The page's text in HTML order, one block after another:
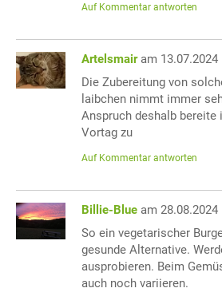
Auf Kommentar antworten
Artelsmair am
Die Zubereitung von
laibchen nimmt immer
Anspruch deshalb bereite
Vortag zu
Auf Kommentar antworten
Billie-Blue am
So ein vegetarischer
gesunde Alternative.
ausprobieren. Beim
auch noch variieren.